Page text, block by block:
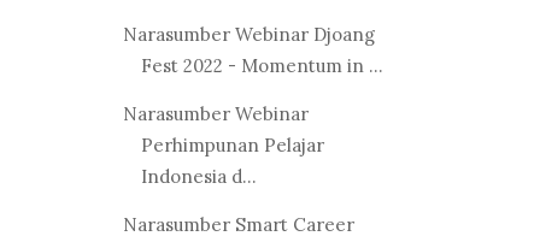
Narasumber Webinar Djoang
Fest 2022 - Momentum in ...
Narasumber Webinar
Perhimpunan Pelajar
Indonesia d...
Narasumber Smart Career